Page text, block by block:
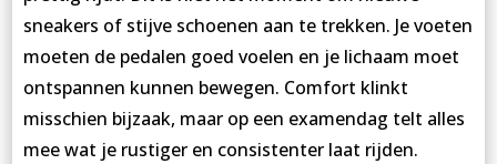
sneakers of stijve schoenen aan te trekken. Je voeten
moeten de pedalen goed voelen en je lichaam moet
ontspannen kunnen bewegen. Comfort klinkt
misschien bijzaak, maar op een examendag telt alles
mee wat je rustiger en consistenter laat rijden.